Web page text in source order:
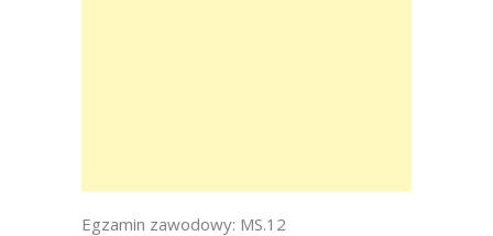
Egzamin zawodowy: MS.12